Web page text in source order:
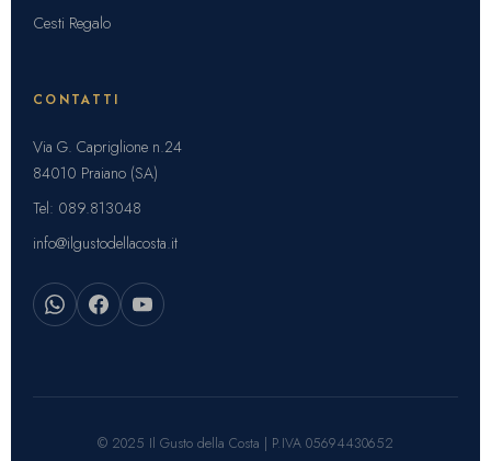
Cesti Regalo
CONTATTI
Via G. Capriglione n.24
84010 Praiano (SA)
Tel: 089.813048
info@ilgustodellacosta.it
© 2025 Il Gusto della Costa | P.IVA 05694430652